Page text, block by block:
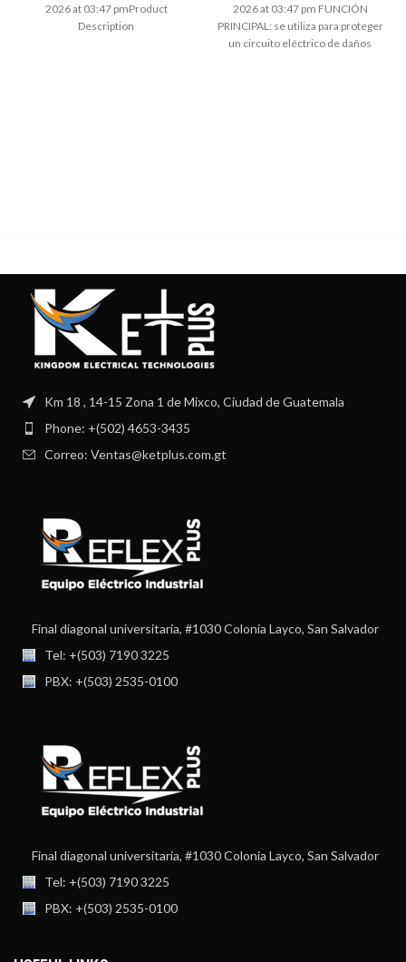
2026 at 03:47 pmProduct
Description
2026 at 03:47 pm FUNCIÓN
PRINCIPAL: se utiliza para proteger
un circuito eléctrico de daños
Km 18 , 14-15 Zona 1 de Mixco, Ciudad de Guatemala
Phone: +(502) 4653-3435
Correo: Ventas@ketplus.com.gt
Final diagonal universitaria, #1030 Colonia Layco, San Salvador
Tel: +(503) 7190 3225
PBX: +(503) 2535-0100
Final diagonal universitaria, #1030 Colonia Layco, San Salvador
Tel: +(503) 7190 3225
PBX: +(503) 2535-0100